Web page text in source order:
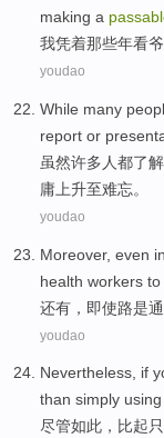
making a
我凭着那些年看
youdao
While many
report or
虽然许多 人都了解
庸上升至难忘。
youdao
Moreover, even
health workers to
还有 ， 即使路是
youdao
Nevertheless, if
than simply using
尽管如此 ， 比起